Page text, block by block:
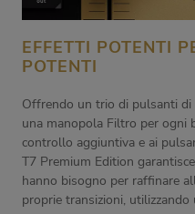
EFFETTI POTENTI
POTENTI
Offrendo un trio di pulsanti di
una manopola Filtro per ogni
controllo aggiuntiva e ai
T7 Premium Edition
hanno bisogno per raffinare
proprie transizioni,